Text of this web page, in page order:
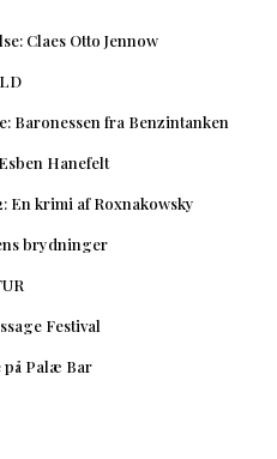
Claes Otto Jennow
Baronessen fra Benzintanken
Hanefelt
En krimi af Roxnakowsky
brydninger
Festival
på Palæ Bar